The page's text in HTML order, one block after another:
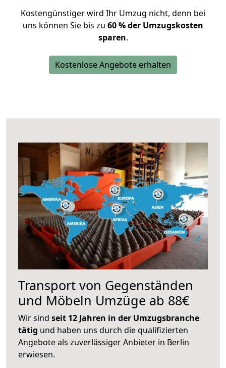
Kostengünstiger wird Ihr Umzug nicht, denn bei
uns können Sie bis zu 60 % der Umzugskosten
sparen.
Kostenlose Angebote erhalten
Transport von Gegenständen
und Möbeln Umzüge ab 88€
Wir sind seit 12 Jahren in der Umzugsbranche
tätig und haben uns durch die qualifizierten
Angebote als zuverlässiger Anbieter in Berlin
erwiesen.